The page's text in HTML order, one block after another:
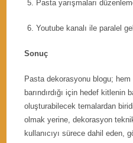
Pasta yarışmaları
Youtube kanalı ile paralel
Sonuç
Pasta dekorasyonu blogu;
barındırdığı için hedef kitlenin
oluşturabilecek temalardan
olmak yerine, dekorasyon
kullanıcıyı sürece dahil eden,